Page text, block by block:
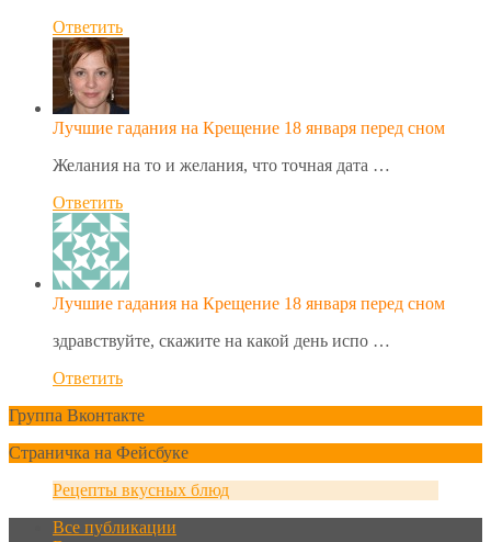
Ответить
Лучшие гадания на Крещение 18 января перед сном
Желания на то и желания, что точная дата …
Ответить
Лучшие гадания на Крещение 18 января перед сном
здравствуйте, скажите на какой день испо …
Ответить
Группа Вконтакте
Страничка на Фейсбуке
Рецепты вкусных блюд
Все публикации